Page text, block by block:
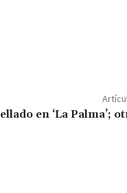
en ‘La Palma’;